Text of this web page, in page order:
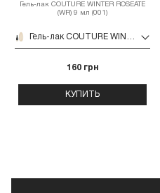
Гель-лак COUTURE WINTER ROSEATE
(WR) 9 мл (001)
160 грн
КУПИТЬ